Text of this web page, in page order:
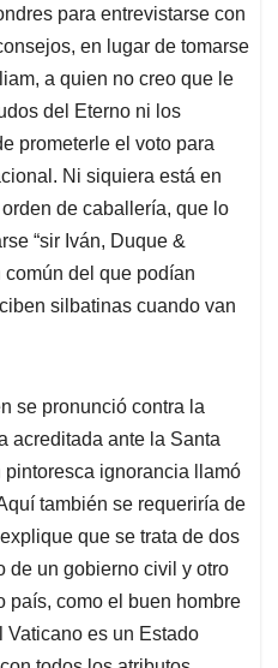
para entrevistarse con
en lugar de tomarse
a quien no creo que le
del Eterno ni los
prometerle el voto para
Ni siquiera está en
de caballería, que lo
“sir Iván, Duque &
común del que podían
silbatinas cuando van
se pronunció contra la
acreditada ante la Santa
ignorancia llamó
también se requeriría de
que se trata de dos
de un gobierno civil y otro
país, como el buen hombre
Vaticano es un Estado